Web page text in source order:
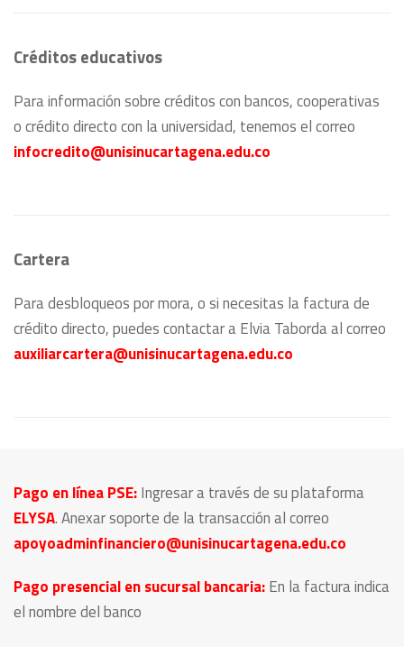
Créditos educativos
Para información sobre créditos con bancos, cooperativas
o crédito directo con la universidad, tenemos el correo
infocredito@unisinucartagena.edu.co
Cartera
Para desbloqueos por mora, o si necesitas la factura de
crédito directo, puedes contactar a Elvia Taborda al correo
auxiliarcartera@unisinucartagena.edu.co
Pago en línea PSE:Ingresar a través de su plataforma
ELYSA. Anexar soporte de la transacción al correo
apoyoadminfinanciero@unisinucartagena.edu.co
Pago presencial en sucursal bancaria:En la factura indica
el nombre del banco